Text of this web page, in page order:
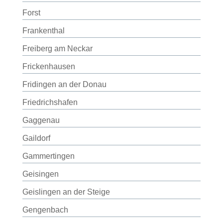
Forst
Frankenthal
Freiberg am Neckar
Frickenhausen
Fridingen an der Donau
Friedrichshafen
Gaggenau
Gaildorf
Gammertingen
Geisingen
Geislingen an der Steige
Gengenbach